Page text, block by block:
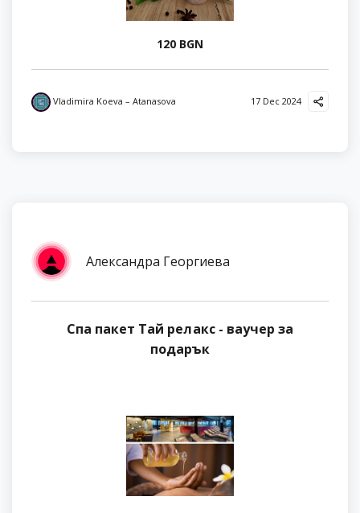
120 BGN
Vladimira Koeva – Atanasova 17 Dec 2024
Александра Георгиева
Спа пакет Тай релакс - ваучер за
подарък